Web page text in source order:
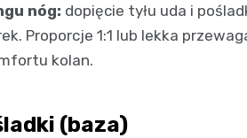
nóg: dopięcie tyłu uda i
Proporcje 1:1 lub lekka
kolan.
(baza)